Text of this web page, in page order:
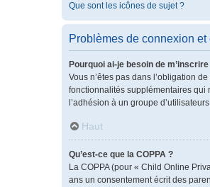
Que sont les icônes de sujet ?
Problèmes de connexion et
Pourquoi ai-je besoin de m’inscrire
Vous n’êtes pas dans l’obligation
fonctionnalités supplémentaires qui
l’adhésion à un groupe
Haut
Qu’est-ce que la COPPA ?
La COPPA (pour « Child Online
ans un consentement écrit des